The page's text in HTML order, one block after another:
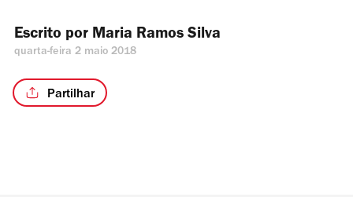
Escrito por Maria Ramos Silva
quarta-feira 2 maio 2018
Partilhar